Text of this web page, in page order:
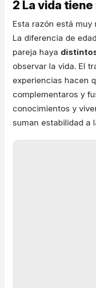
2 La vida
Esta razón está muy
La diferencia de
pareja haya
observar la vida. El
experiencias hacen
complementaros y
conocimientos y
suman estabilidad a